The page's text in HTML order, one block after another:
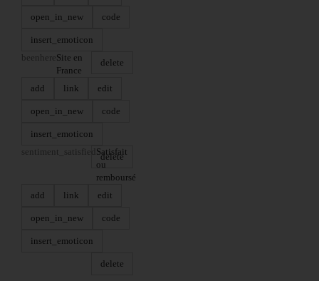
open_in_new code
insert_emoticon
delete
beenhereSite en
France
add
link edit
open_in_new code
insert_emoticon
delete
sentiment_satisfied Satisfait
ou
remboursé
add
link edit
open_in_new code
insert_emoticon
delete